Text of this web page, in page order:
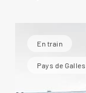
En train
Pays de Galles